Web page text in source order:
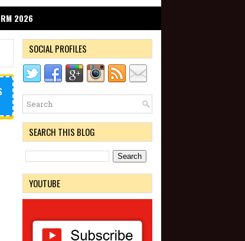
2026
SOCIAL PROFILES
SEARCH THIS BLOG
YOUTUBE